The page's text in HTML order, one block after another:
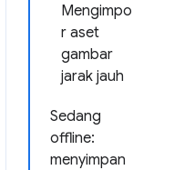
Mengimpo
r aset
gambar
jarak jauh
Sedang
offline:
menyimpan